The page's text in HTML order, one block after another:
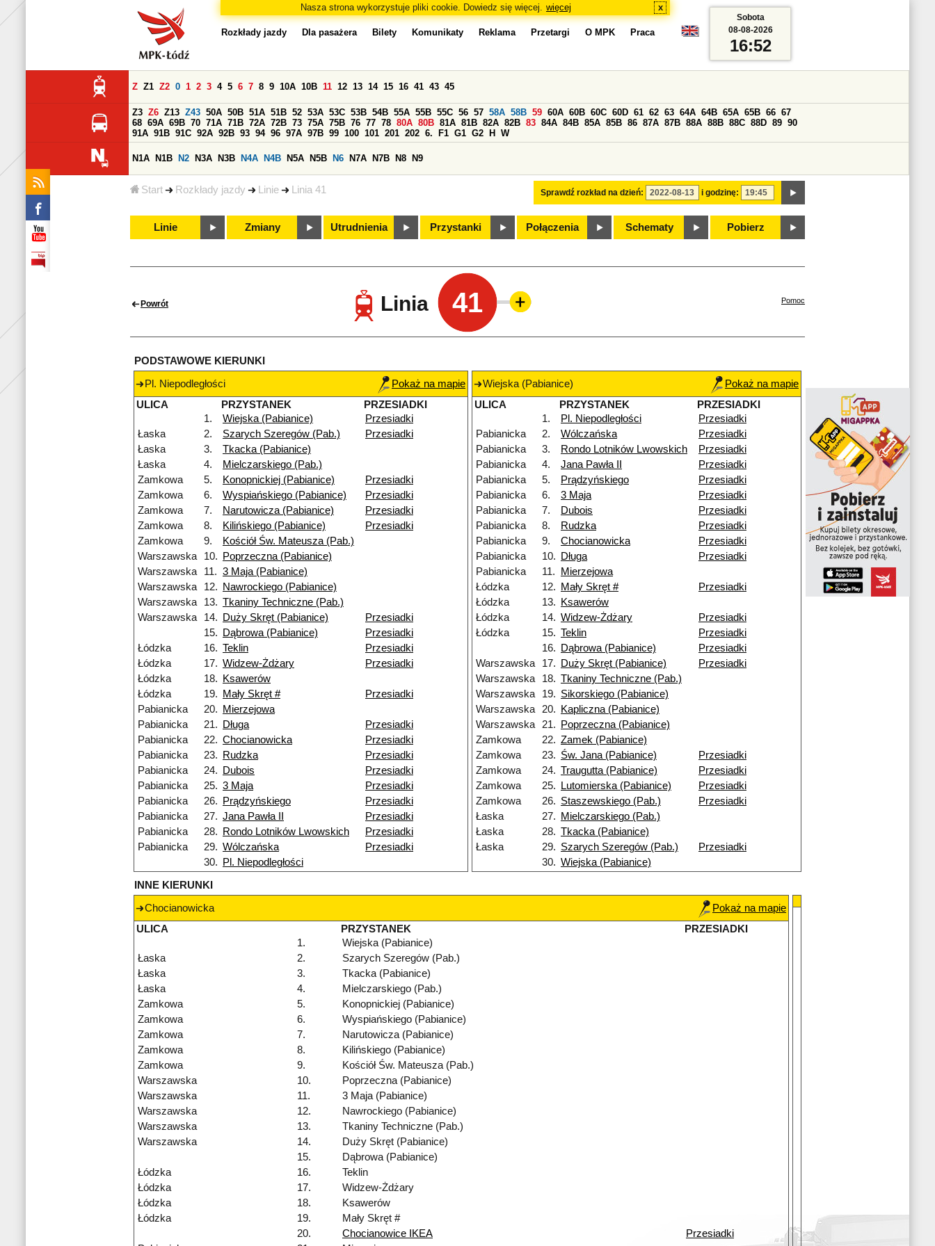
Nasza strona wykorzystuje pliki cookie. Dowiedz się więcej. więcej x
Start Rozkłady jazdy Linie Linia 41
Rozkłady jazdy Dla pasażera Bilety Komunikaty Reklama Przetargi O MPK Praca
Sprawdź rozkład na dzień: i godzinę:
Z Z1 Z2 0 1 2 3 4 5 6 7 8 9 10A 10B 11 12 13 14 15 16 41 43 45
Z3 Z6 Z13 Z43 50A 50B 51A 51B 52 53A 53C 53B 54B 55A 55B 55C 56 57 58A 58B 59 60A 60B 60C 60D 61 62 63 64A 64B 65A 65B 66 67
68 69A 69B 70 71A 71B 72A 72B 73 75A 75B 76 77 78 80A 80B 81A 81B 82A 82B 83 84A 84B 85A 85B 86 87A 87B 88A 88B 88C 88D 89 90
91A 91B 91C 92A 92B 93 94 96 97A 97B 99 100 101 201 202 6. F1 G1 G2 H W
N1A N1B N2 N3A N3B N4A N4B N5A N5B N6 N7A N7B N8 N9
Linie Zmiany Utrudnienia Przystanki Połączenia Schematy Pobierz
Sobota
08-08-2026
16:52
Powrót Linia 41 Pomoc
PODSTAWOWE KIERUNKI
Pl. Niepodległości
Pokaż na mapie
ULICA
PRZYSTANEK
PRZESIADKI
1.
Wiejska (Pabianice)
Przesiadki
Łaska
2. Szarych Szeregów (Pab.)
Przesiadki
Łaska
3.
Tkacka (Pabianice)
Łaska
4.
Mielczarskiego (Pab.)
Zamkowa
5. Konopnickiej (Pabianice)
Przesiadki
Zamkowa
6. Wyspiańskiego (Pabianice)
Przesiadki
Zamkowa
7. Narutowicza (Pabianice)
Przesiadki
Zamkowa
8. Kilińskiego (Pabianice)
Przesiadki
Zamkowa
9.
Kościół Św. Mateusza (Pab.)
Warszawska
10.
Poprzeczna (Pabianice)
Warszawska
11. 3 Maja (Pabianice)
Warszawska
12.
Nawrockiego (Pabianice)
Warszawska
13. Tkaniny Techniczne (Pab.)
Warszawska
14. Duży Skręt (Pabianice)
Przesiadki
15.
Dąbrowa (Pabianice)
Przesiadki
Łódzka
16. Teklin
Przesiadki
Łódzka
17. Widzew-Żdżary
Przesiadki
Łódzka
18.
Ksawerów
Łódzka
19. Mały Skręt #
Przesiadki
Pabianicka
20.
Mierzejowa
Pabianicka
21. Długa
Przesiadki
Pabianicka
22. Chocianowicka
Przesiadki
Pabianicka
23. Rudzka
Przesiadki
Pabianicka
24. Dubois
Przesiadki
Pabianicka
25. 3 Maja
Przesiadki
Pabianicka
26. Prądzyńskiego
Przesiadki
Pabianicka
27. Jana Pawła II
Przesiadki
Pabianicka
28. Rondo Lotników Lwowskich
Przesiadki
Pabianicka
29. Wólczańska
Przesiadki
30.
Pl. Niepodległości
Wiejska (Pabianice)
Pokaż na mapie
ULICA
PRZYSTANEK
PRZESIADKI
1.
Pl. Niepodległości
Przesiadki
Pabianicka
2. Wólczańska
Przesiadki
Pabianicka
3. Rondo Lotników Lwowskich
Przesiadki
Pabianicka
4. Jana Pawła II
Przesiadki
Pabianicka
5. Prądzyńskiego
Przesiadki
Pabianicka
6. 3 Maja
Przesiadki
Pabianicka
7. Dubois
Przesiadki
Pabianicka
8. Rudzka
Przesiadki
Pabianicka
9. Chocianowicka
Przesiadki
Pabianicka
10. Długa
Przesiadki
Pabianicka
11.
Mierzejowa
Łódzka
12. Mały Skręt #
Przesiadki
Łódzka
13.
Ksawerów
Łódzka
14. Widzew-Żdżary
Przesiadki
Łódzka
15. Teklin
Przesiadki
16.
Dąbrowa (Pabianice)
Przesiadki
Warszawska
17. Duży Skręt (Pabianice)
Przesiadki
Warszawska
18. Tkaniny Techniczne (Pab.)
Warszawska
19. Sikorskiego (Pabianice)
Warszawska
20.
Kapliczna (Pabianice)
Warszawska
21.
Poprzeczna (Pabianice)
Zamkowa
22. Zamek (Pabianice)
Zamkowa
23. Św. Jana (Pabianice)
Przesiadki
Zamkowa
24. Traugutta (Pabianice)
Przesiadki
Zamkowa
25. Lutomierska (Pabianice)
Przesiadki
Zamkowa
26. Staszewskiego (Pab.)
Przesiadki
Łaska
27.
Mielczarskiego (Pab.)
Łaska
28. Tkacka (Pabianice)
Łaska
29. Szarych Szeregów (Pab.)
Przesiadki
30. Wiejska (Pabianice)
INNE KIERUNKI
Chocianowicka
Pokaż na mapie
ULICA
PRZYSTANEK
PRZESIADKI
1.
Wiejska (Pabianice)
Łaska
2.
Szarych Szeregów (Pab.)
Łaska
3.
Tkacka (Pabianice)
Łaska
4.
Mielczarskiego (Pab.)
Zamkowa
5.
Konopnickiej (Pabianice)
Zamkowa
6.
Wyspiańskiego (Pabianice)
Zamkowa
7.
Narutowicza (Pabianice)
Zamkowa
8.
Kilińskiego (Pabianice)
Zamkowa
9.
Kościół Św. Mateusza (Pab.)
Warszawska
10.
Poprzeczna (Pabianice)
Warszawska
11.
3 Maja (Pabianice)
Warszawska
12.
Nawrockiego (Pabianice)
Warszawska
13.
Tkaniny Techniczne (Pab.)
Warszawska
14.
Duży Skręt (Pabianice)
15.
Dąbrowa (Pabianice)
Łódzka
16.
Teklin
Łódzka
17.
Widzew-Żdżary
Łódzka
18.
Ksawerów
Łódzka
19.
Mały Skręt #
20.
Chocianowice IKEA
Przesiadki